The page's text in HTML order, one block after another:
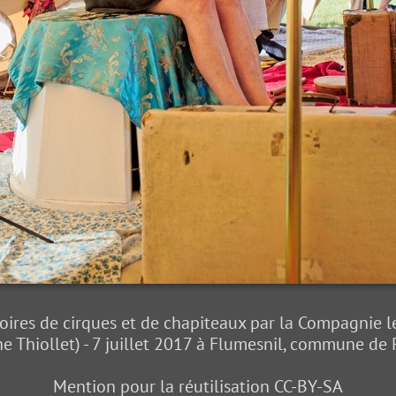
de cirques et de chapiteaux par la
Thiollet) - 7 juillet 2017 à Flumesnil, commune de
Mention pour la réutilisation CC-BY-SA